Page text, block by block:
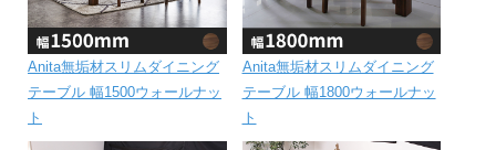
Anita無垢材スリムダイニング
テーブル 幅1500ウォールナッ
ト
Anita無垢材スリムダイニング
テーブル 幅1800ウォールナッ
ト